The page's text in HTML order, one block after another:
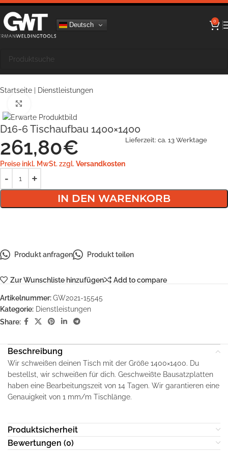
Deutsch 0
Startseite Dienstleistungen
D16-6 Tischaufbau 1400×1400
261,80€
Preise inkl. MwSt. zzgl.Versandkosten
Lieferzeit: ca. 13 Werktage
IN DEN WARENKORB
Produkt anfragen Produkt teilen
Zur Wunschliste hinzufügen Add to compare
Artikelnummer:GW2021-15545
Kategorie: Dienstleistungen
Share:
Beschreibung
Wir schweißen deinen Tisch mit der Größe 1400×1400. Du
bestellst, wir schweißen für dich. Geschweißte Bausatzplatten
haben eine Bearbeitungszeit von 14 Tagen. Wir garantieren eine
Genauigkeit von 1 mm/m Tischlänge.
Produktsicherheit
Bewertungen (0)